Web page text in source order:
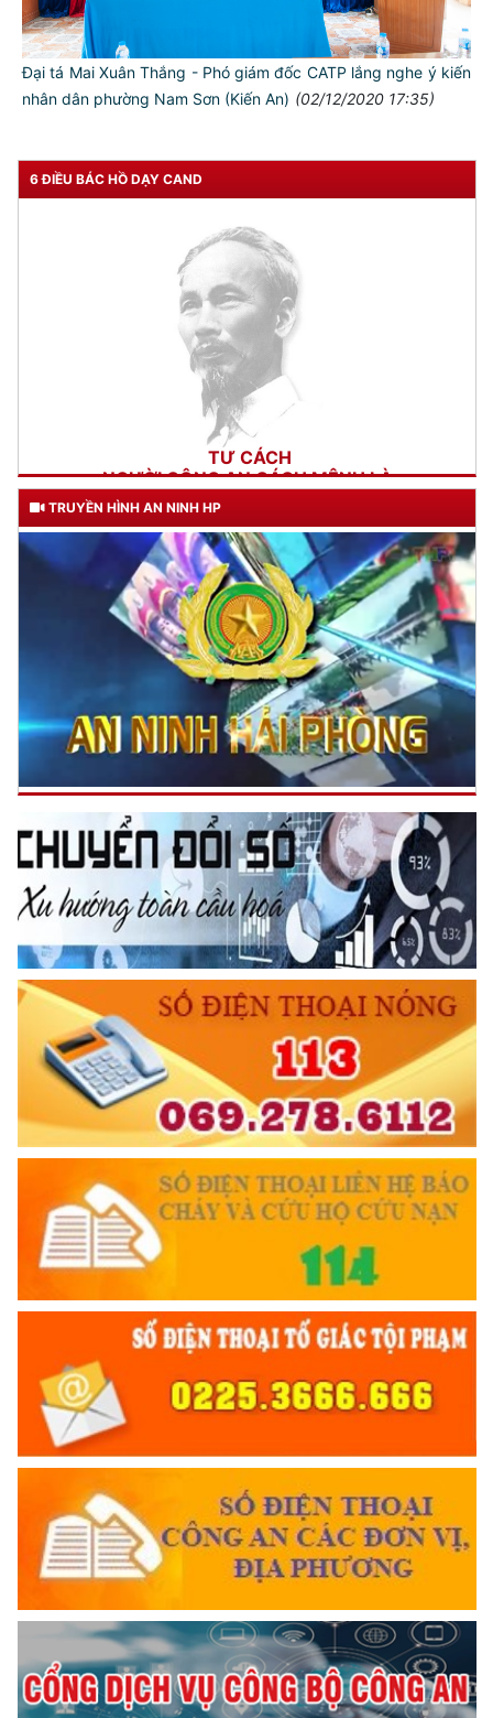
Đại tá Mai Xuân Thắng - Phó giám đốc CATP lắng nghe ý kiến
nhân dân phường Nam Sơn (Kiến An) (02/12/2020 17:35)
6 ĐIỀU BÁC HỒ DẠY CAND
TƯ CÁCH
NGƯỜI CÔNG AN CÁCH MỆNH LÀ:
CẦN, KIỆM, LIÊM, CHÍNH
Đối với đồng sự, phải
THÂN ÁI GIÚP ĐỠ
Đối với chính phủ, phải
TUYỆT ĐỐI TRUNG THÀNH
Đối với nhân dân, phải
KÍNH TRỌNG LỄ PHÉP
Đối với công việc, phải
TẬN TỤY
Đối với địch, phải
CƯƠNG QUYẾT, KHÔN KHÉO
Trích thư Chủ tịch Hồ Chí Minh
gửi Công an Khu XII,
ngày 11 tháng 3 năm 1948.
TRUYỀN HÌNH AN NINH HP